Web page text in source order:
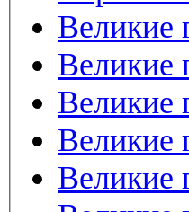
Великие
Великие
Великие
Великие
Великие